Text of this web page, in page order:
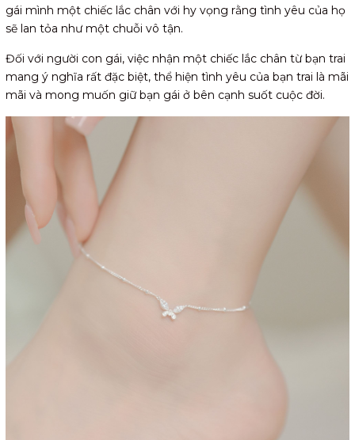
gái mình một chiếc lắc chân với hy vọng rằng tình yêu của họ
sẽ lan tỏa như một chuỗi vô tận.
Đối với người con gái, việc nhận một chiếc lắc chân từ bạn trai
mang ý nghĩa rất đặc biệt, thể hiện tình yêu của bạn trai là mãi
mãi và mong muốn giữ bạn gái ở bên cạnh suốt cuộc đời.